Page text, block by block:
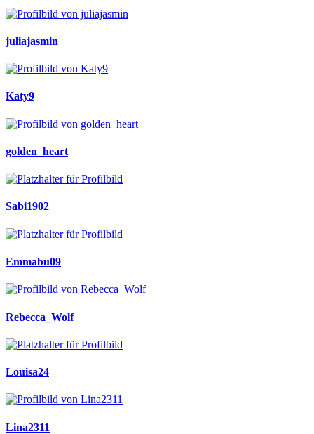
juliajasmin
Katy9
golden_heart
Sabi1902
Emmabu09
Rebecca_Wolf
Louisa24
Lina2311